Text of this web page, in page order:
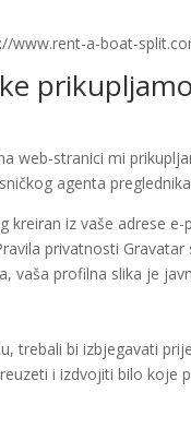
www.rent-a-boat-
web-stranici mi
agenta
kreiran iz vaše adrese
privatnosti
vaša profilna slika je
trebali bi izbjegavati
i izdvojiti bilo koje